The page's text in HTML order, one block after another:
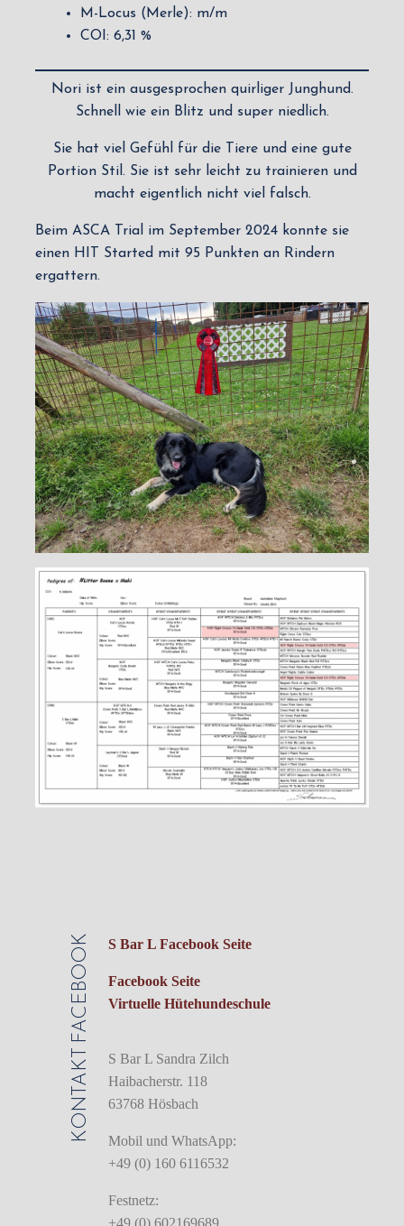
M-Locus (Merle): m/m
COI: 6,31 %
Nori ist ein ausgesprochen quirliger Junghund.
Schnell wie ein Blitz und super niedlich.
Sie hat viel Gefühl für die Tiere und eine gute
Portion Stil. Sie ist sehr leicht zu trainieren und
macht eigentlich nicht viel falsch.
Beim ASCA Trial im September 2024 konnte sie
einen HIT Started mit 95 Punkten an Rindern
ergattern.
FACEBOOK S Bar L Facebook Seite
Facebook Seite
Virtuelle Hütehundeschule
KONTAKT
S Bar L Sandra Zilch
Haibacherstr. 118
63768 Hösbach
Mobil und WhatsApp:
+49 (0) 160 6116532
Festnetz:
+49 (0) 602169689